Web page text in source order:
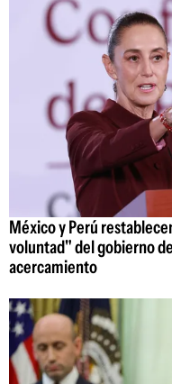
México y Perú
voluntad" del gobierno
acercamiento